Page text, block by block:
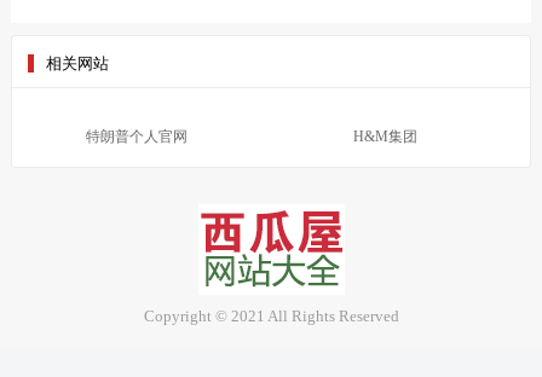
相关网站
特朗普个人官网 H&M集团
Copyright © 2021 All Rights Reserved